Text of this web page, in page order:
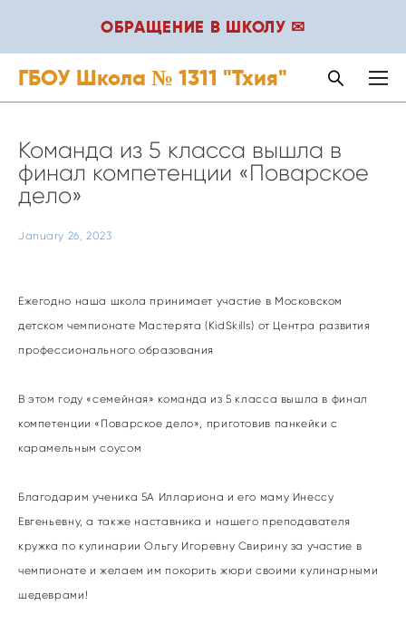
ОБРАЩЕНИЕ В ШКОЛУ ✉
ГБОУ Школа № 1311 "Тхия"
January 26, 2023
Команда из 5 класса вышла в
финал компетенции «Поварское
дело»
Ежегодно наша школа принимает участие в Московском
детском чемпионате Мастерята (KidSkills) от Центра развития
профессионального образования
В этом году «семейная» команда из 5 класса вышла в финал
компетенции «Поварское дело», приготовив панкейки с
карамельным соусом
Благодарим ученика 5А Иллариона и его маму Инессу
Евгеньевну, а также наставника и нашего преподавателя
кружка по кулинарии Ольгу Игоревну Свирину за участие в
чемпионате и желаем им покорить жюри своими кулинарными
шедеврами!